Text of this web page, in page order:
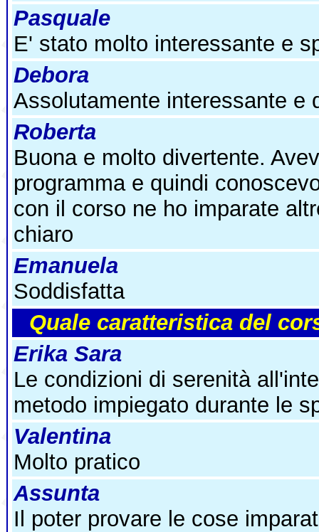
Pasquale
E' stato molto interessante e
Debora
Assolutamente interessante e
Roberta
Buona e molto divertente.
programma e quindi
con il corso ne ho imparate
chiaro
Emanuela
Soddisfatta
Quale caratteristica del
Erika Sara
Le condizioni di serenità
metodo impiegato durante le
Valentina
Molto pratico
Assunta
Il poter provare le cose